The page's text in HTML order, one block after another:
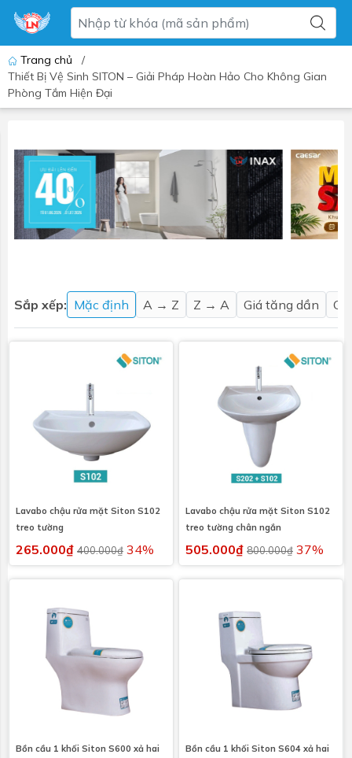
Trang chủ
/
Thiết Bị Vệ Sinh SITON – Giải Pháp Hoàn Hảo Cho Không Gian
Phòng Tắm Hiện Đại
Sắp xếp: Mặc định A → Z Z → A Giá tăng dần
Lavabo chậu rửa mặt Siton S102
treo tường
265.000₫ 400.000₫ 34%
Lavabo chậu rửa mặt Siton S102
treo tường chân ngắn
505.000₫ 800.000₫ 37%
Bồn cầu 1 khối Siton S600 xả hai
Bồn cầu 1 khối Siton S604 xả hai